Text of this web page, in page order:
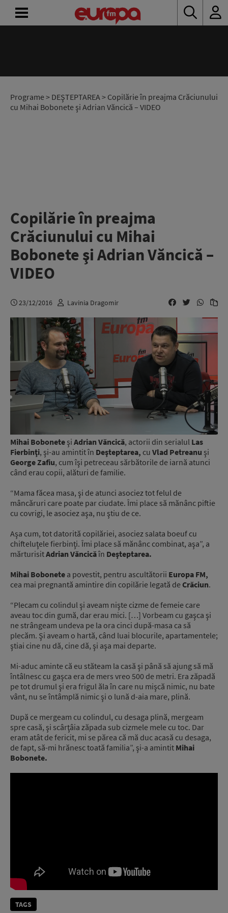
Programe> DEŞTEPTAREA> Copilărie în preajma Crăciunului
cu Mihai Bobonete şi Adrian Văncică – VIDEO
Copilărie în preajma
Crăciunului cu Mihai
Bobonete şi Adrian Văncică –
VIDEO
23/12/2016 Lavinia Dragomir
Mihai Bobonete şi Adrian Văncică, actorii din serialul Las
Fierbinţi, şi-au amintit în Deşteptarea, cu Vlad Petreanu şi
George Zafiu, cum îşi petreceau sărbătorile de iarnă atunci
când erau copii, alături de familie.
“Mama făcea masa, şi de atunci asociez tot felul de
mâncăruri care poate par ciudate. Îmi place să mănânc piftie
cu covrigi, le asociez aşa, nu ştiu de ce.
Aşa cum, tot datorită copilăriei, asociez salata boeuf cu
chifteluţele fierbinţi. Îmi place să mănânc combinat, aşa”, a
mărturisitAdrian Văncicăîn Deşteptarea.
Mihai Bobonete a povestit, pentru ascultătorii Europa FM,
cea mai pregnantă amintire din copilărie legată de Crăciun.
“Plecam cu colindul şi aveam nişte cizme de femeie care
aveau toc din gumă, dar erau mici. […] Vorbeam cu gaşca şi
ne strângeam undeva pe la ora cinci după-masa ca să
plecăm. Şi aveam o hartă, când luai blocurile, apartamentele;
ştiai cine nu dă, cine dă, şi aşa mai departe.
Mi-aduc aminte că eu stăteam la casă şi până să ajung să mă
întâlnesc cu gaşca era de mers vreo 500 de metri. Era zăpadă
pe tot drumul şi era frigul ăla în care nu mişcă nimic, nu bate
vânt, nu se întâmplă nimic şi o lună d-aia mare, plină.
După ce mergeam cu colindul, cu desaga plină, mergeam
spre casă, şi scârţâia zăpada sub cizmele mele cu toc. Dar
eram atât de fericit, mi se părea că mă duc acasă cu desaga,
de fapt, să-mi hrănesc toată familia”, şi-a amintit Mihai
Bobonete.
TAGS
RADIO